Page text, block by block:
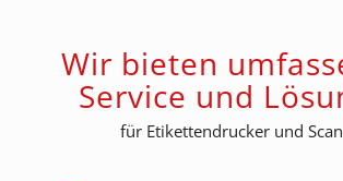
Wir bieten
Service und
für Etikettendrucker und